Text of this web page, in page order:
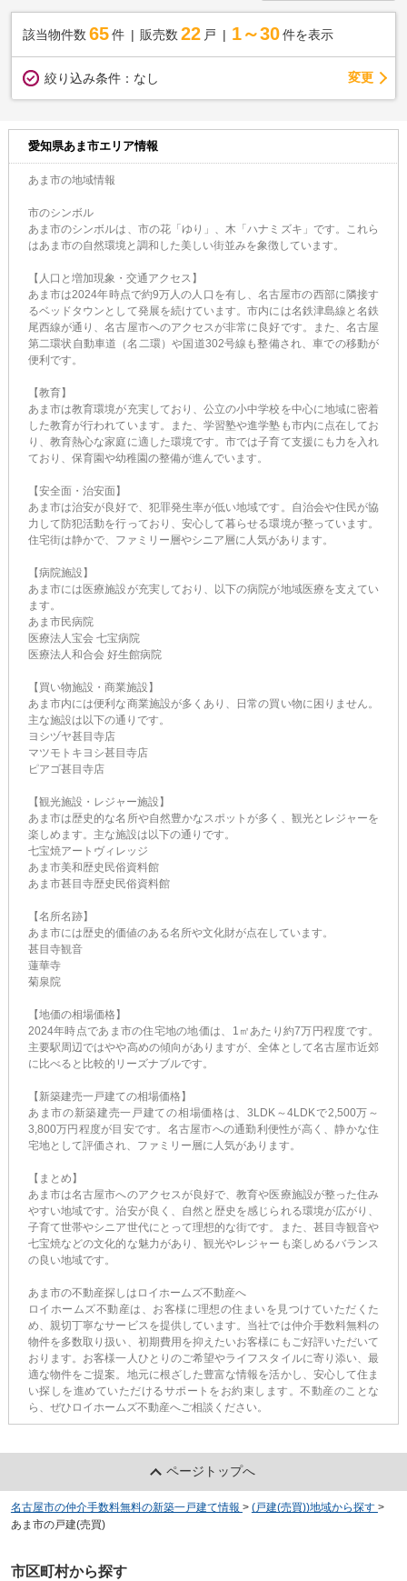
該当物件数 65件 販売数 22 戸 1～30 件を表示
絞り込み条件： なし 変更
愛知県あま市エリア情報
あま市の地域情報
市のシンボル
あま市のシンボルは、市の花「ゆり」、木「ハナミズキ」です。これら
はあま市の自然環境と調和した美しい街並みを象徴しています。
【人口と増加現象・交通アクセス】
あま市は2024年時点で約9万人の人口を有し、名古屋市の西部に隣接す
るベッドタウンとして発展を続けています。市内には名鉄津島線と名鉄
尾西線が通り、名古屋市へのアクセスが非常に良好です。また、名古屋
第二環状自動車道（名二環）や国道302号線も整備され、車での移動が
便利です。
【教育】
あま市は教育環境が充実しており、公立の小中学校を中心に地域に密着
した教育が行われています。また、学習塾や進学塾も市内に点在してお
り、教育熱心な家庭に適した環境です。市では子育て支援にも力を入れ
ており、保育園や幼稚園の整備が進んでいます。
【安全面・治安面】
あま市は治安が良好で、犯罪発生率が低い地域です。自治会や住民が協
力して防犯活動を行っており、安心して暮らせる環境が整っています。
住宅街は静かで、ファミリー層やシニア層に人気があります。
【病院施設】
あま市には医療施設が充実しており、以下の病院が地域医療を支えてい
ます。
あま市民病院
医療法人宝会 七宝病院
医療法人和合会 好生館病院
【買い物施設・商業施設】
あま市内には便利な商業施設が多くあり、日常の買い物に困りません。
主な施設は以下の通りです。
ヨシヅヤ甚目寺店
マツモトキヨシ甚目寺店
ピアゴ甚目寺店
【観光施設・レジャー施設】
あま市は歴史的な名所や自然豊かなスポットが多く、観光とレジャーを
楽しめます。主な施設は以下の通りです。
七宝焼アートヴィレッジ
あま市美和歴史民俗資料館
あま市甚目寺歴史民俗資料館
【名所名跡】
あま市には歴史的価値のある名所や文化財が点在しています。
甚目寺観音
蓮華寺
菊泉院
【地価の相場価格】
2024年時点であま市の住宅地の地価は、1㎡あたり約7万円程度です。
主要駅周辺ではやや高めの傾向がありますが、全体として名古屋市近郊
に比べると比較的リーズナブルです。
【新築建売一戸建ての相場価格】
あま市の新築建売一戸建ての相場価格は、3LDK～4LDKで2,500万～
3,800万円程度が目安です。名古屋市への通勤利便性が高く、静かな住
宅地として評価され、ファミリー層に人気があります。
【まとめ】
あま市は名古屋市へのアクセスが良好で、教育や医療施設が整った住み
やすい地域です。治安が良く、自然と歴史を感じられる環境が広がり、
子育て世帯やシニア世代にとって理想的な街です。また、甚目寺観音や
七宝焼などの文化的な魅力があり、観光やレジャーも楽しめるバランス
の良い地域です。
あま市の不動産探しはロイホームズ不動産へ
ロイホームズ不動産は、お客様に理想の住まいを見つけていただくた
め、親切丁寧なサービスを提供しています。当社では仲介手数料無料の
物件を多数取り扱い、初期費用を抑えたいお客様にもご好評いただいて
おります。お客様一人ひとりのご希望やライフスタイルに寄り添い、最
適な物件をご提案。地元に根ざした豊富な情報を活かし、安心して住ま
い探しを進めていただけるサポートをお約束します。不動産のことな
ら、ぜひロイホームズ不動産へご相談ください。
ページトップへ
名古屋市の仲介手数料無料の新築一戸建て情報 > (戸建(売買))地域から探す >
あま市の戸建(売買)
市区町村から探す